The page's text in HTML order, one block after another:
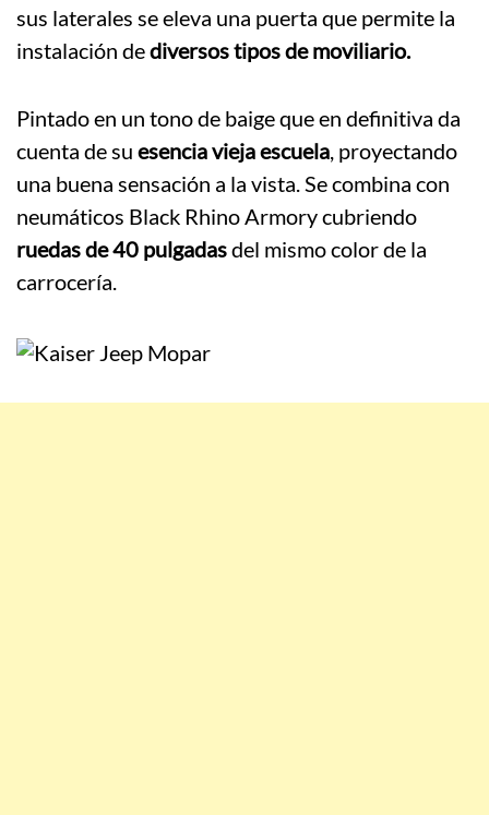
sus laterales se eleva una puerta que permite la
instalación dediversos tipos de moviliario.
Pintado en un tono de baige que en definitiva da
cuenta de su esencia vieja escuela, proyectando
una buena sensación a la vista. Se combina con
neumáticos Black Rhino Armory cubriendo
ruedas de 40 pulgadasdel mismo color de la
carrocería.